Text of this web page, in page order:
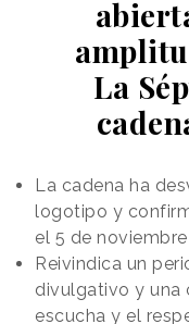
disponible de
usuarios, al
contenidos
arquitectura, la
innovación y las
La
La cadena ha
logotipo y
el 5 de noviembre
Reivindica un
divulgativo y una
escucha y el